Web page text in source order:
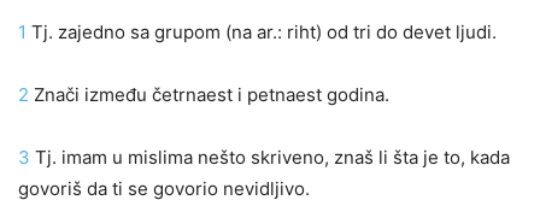
1 Tj. zajedno sa grupom (na ar.: riht) od tri do devet ljudi.
2 Znači između četrnaest i petnaest godina.
3 Tj. imam u mislima nešto skriveno, znaš li šta je to, kada
govoriš da ti se govorio nevidljivo.